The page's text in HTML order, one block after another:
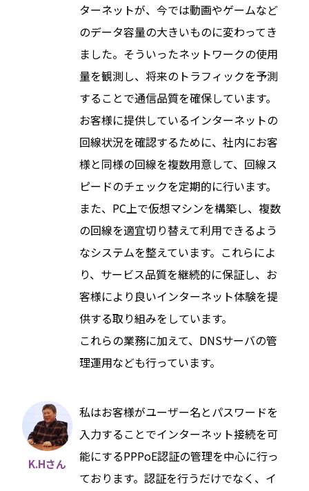
ターネットが、今では動画やゲームなど
のデータ容量の大きいものに変わってき
ました。そういったネットワークの使用
量を観測し、将来のトラフィックを予測
することで通信品質を確保しています。
お客様に提供しているインターネットの
回線状況を確認するために、社内にお客
様と同様の回線を複数用意して、回線ス
ピードのチェックを定期的に行います。
また、PC上で仮想マシンを構築し、複数
の回線を適宜切り替えて利用できるよう
なシステムを整えています。これらによ
り、サービス品質を継続的に保証し、お
客様により良いインターネット体験を提
供する取り組みをしています。
これらの業務に加えて、DNSサーバの管
理運用なども行っています。
K.Hさん
私はお客様がユーザー名とパスワードを
入力することでインターネット接続を可
能にするPPPoE認証の管理を中心に行っ
ております。認証を行うだけでなく、イ